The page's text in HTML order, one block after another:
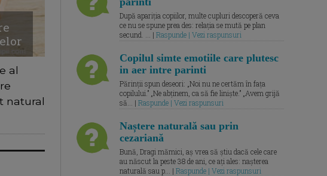
al
natural
După apariția copiilor, multe cupluri descoperă ceva
ce nu se spune prea des: relația se mută pe plan
secund. ... | Raspunde | Vezi raspunsuri
Copilul simte emotiile care plutesc
in aer intre parinti
Părinții spun deseori: „Noi nu ne certăm în fața
copilului.” „Ne abținem, ca să fie liniște.” „Avem grijă
să... | Raspunde | Vezi raspunsuri
Naștere naturală sau prin
cezariană
Bună, Dragi mămici, aș vrea să știu dacă cele care
au născut la peste 38 de ani, ce ați ales: nașterea
naturală sau p... | Raspunde | Vezi raspunsuri